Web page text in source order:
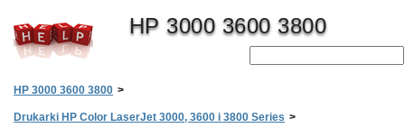
HP 3000 3600 3800
HP 3000 3600 3800 >
Drukarki HP Color LaserJet 3000, 3600 i 3800 Series >